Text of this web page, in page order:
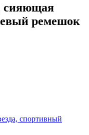
сияющая
ремешок